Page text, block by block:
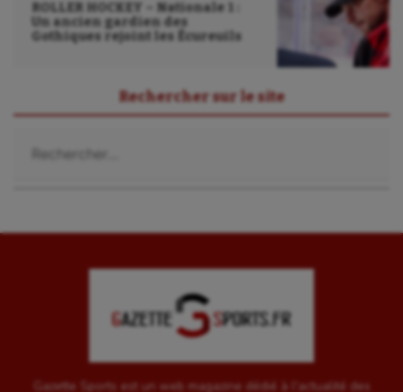
Sarbacane
Sport adapté
Tir à l'arc
Triathlon
ROLLER HOCKEY – Nationale 1 :
Un ancien gardien des
Gothiques rejoint les Écureuils
Rechercher sur le site
Gazette Sports est un web magazine dédié à l'actualité des